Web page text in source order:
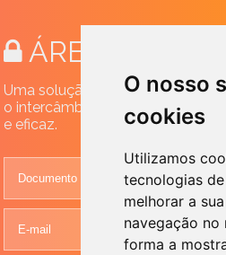
O nosso
cookies
Utilizamos
tecnologias
melhorar a
navegação no
forma a
ÁREA
Uma solução para gerenciar
o intercâmbio eletrônico de
e eficaz.